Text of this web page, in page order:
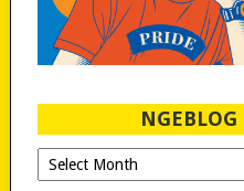
NGEBLOG
Ngeblog
Sejak